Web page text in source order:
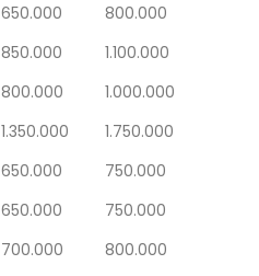
650.000
800.000
850.000
1.100.000
800.000
1.000.000
1.350.000
1.750.000
650.000
750.000
650.000
750.000
700.000 800.000